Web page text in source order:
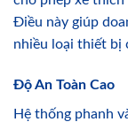
Điều này giúp
nhiều loại thiết bị
Độ An Toàn Cao
Hệ thống phanh